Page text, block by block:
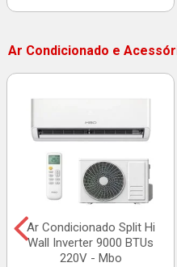
Ar Condicionado e
Ar Condicionado Split Hi
Wall Inverter 9000 BTUs
220V - Mbo